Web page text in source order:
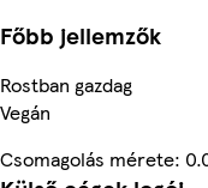
Főbb jellemzők
Rostban gazdag
Vegán
Csomagolás mérete: